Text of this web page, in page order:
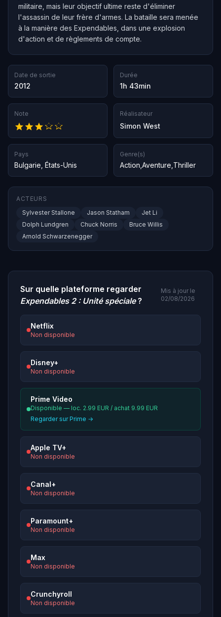
militaire, mais leur objectif ultime reste d'éliminer
l'assassin de leur frère d'armes. La bataille sera menée
à la manière des Expendables, dans une explosion
d'action et de règlements de compte.
Date de sortie
2012
Durée
1h 43min
Note Réalisateur
Simon West
Pays
Bulgarie États-Unis
Genre(s)
Action Aventure Thriller
ACTEURS
Sylvester Stallone
Jason Statham
Jet Li
Dolph Lundgren
Chuck Norris
Bruce Willis
Arnold Schwarzenegger
Sur quelle plateforme regarder
Expendables 2 : Unité spéciale?
Mis à jour le
02/08/2026
Netflix
Non disponible
Disney+
Non disponible
Prime Video
Disponible — loc. 2.99 EUR / achat 9.99 EUR
Regarder sur Prime →
Apple TV+
Non disponible
Canal+
Non disponible
Paramount+
Non disponible
Max
Non disponible
Crunchyroll
Non disponible